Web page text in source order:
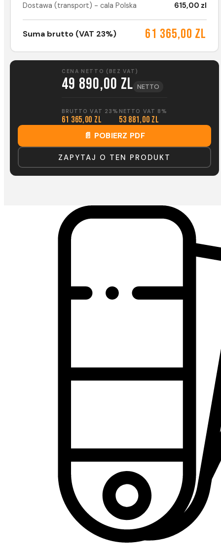
Dostawa (transport) - cala Polska
615,00 zl
Suma brutto (VAT 23%) 61 365,00 zl
CENA NETTO (BEZ VAT)
49 890,00 zl NETTO
BRUTTO VAT 23%
61 365,00 zl
NETTO VAT 8%
53 881,00 zl
📄 POBIERZ PDF
ZAPYTAJ O TEN PRODUKT